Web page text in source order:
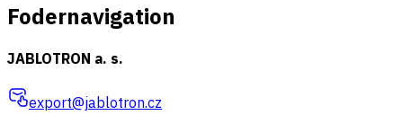
Fodernavigation
JABLOTRON a. s.
export@jablotron.cz